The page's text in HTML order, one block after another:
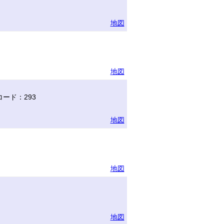
地図
地図
ド：293
地図
地図
地図